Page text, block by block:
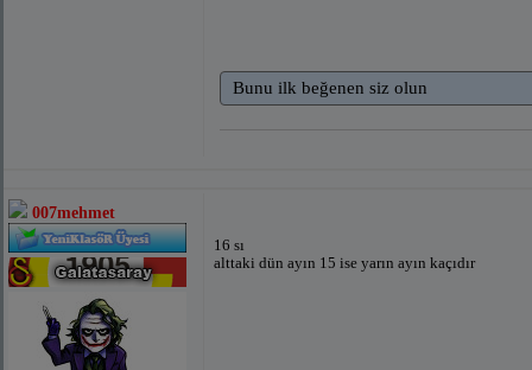
Bunu ilk beğenen siz olun
007mehmet
16 sı
alttaki dün ayın 15 ise yarın ayın kaçıdır